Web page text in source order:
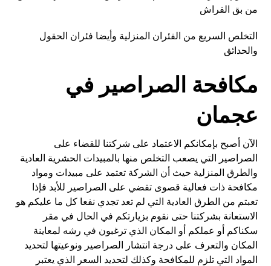
من بق الفراش
التخلص السريع من الفئران المنزلية وأيضا فئران الحقول
والحدائق
مكافحة الصراصير في
عجمان
الآن أصبح بإمكانكم الاعتماد على شركتنا للقضاء على
الصراصير التي يصعب التخلص منها بالمبيدات الحشرية العادية
والطرق المنزلية حيث أن الشركة تعتمد على مبيدات ومواد
مكافحة ذات فعالية قصوى تقضي على الصراصير للأبد فإذا
تعبتم من الطرق العادية التي لم تعد تجدي نفعا كل ما عليكم هو
الاستعانة بشركتنا حتى نقوم بزيارتكم في الحال في مقر
سكناكم أو عملكم أو المكان الذي ترغبون في رشه لمعاينة
المكان والتعرف على درجة انتشار الصراصير ونوعيتها لتحديد
المواد التي تلزم للمكافحة وكذلك لتحديد السعر الذي يعتبر